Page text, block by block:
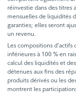
réinvestie dans des titres
mensuelles de liquidités
garanties; elles seront
un revenu.
Les compositions
inférieures à 100 % en
calcul des liquidités et
détenues aux fins des
produits dérivés ou les
montrent les